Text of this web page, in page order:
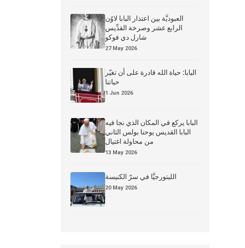
العبوديَّة بين اعتذار البابا لاوُن
الرابع عشر وصرخة القدِّيس
شارل دي فوكو
27 May 2026
البابا: حياة الله قادرة على أن تغيّر
حياتنا
1 Jun 2026
البابا يركع في المكان الذي نجا فيه
البابا القديس يوحنا بولس الثاني
من محاولة اغتيال
13 May 2026
الليتورجيَّا في سرّ الكنيسة
20 May 2026